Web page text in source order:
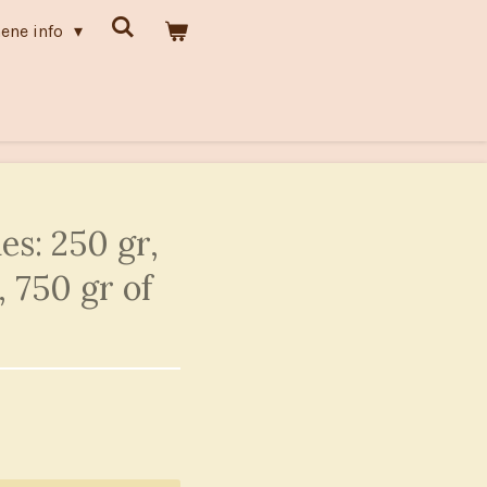
info
250 gr,
750 gr of